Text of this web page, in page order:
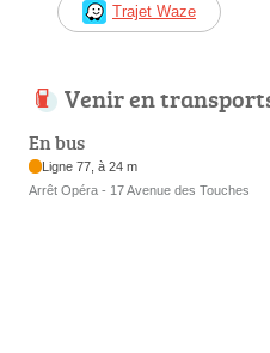
Trajet Waze
Venir en
En bus
Ligne 77, à 24 m
Arrêt Opéra - 17 Avenue des Touches